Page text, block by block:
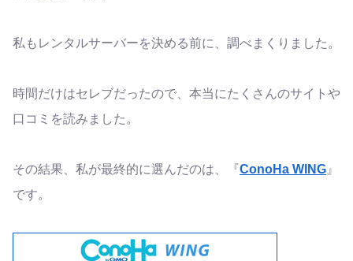
私もレンタルサーバーを決める前に、調べまくりました。
時間だけはセレブだったので、本当にたくさんのサイトや
口コミを読みました。
その結果、私が最終的に選んだのは、『ConoHa WING 』
です。